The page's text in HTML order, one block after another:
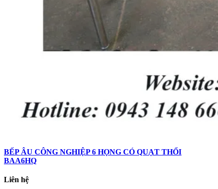
BẾP ÂU CÔNG NGHIỆP 6 HỌNG CÓ QUẠT THỔI
BAA6HQ
Liên hệ